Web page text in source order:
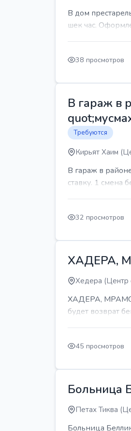
В дом
шек час.
38 просмотров
В гараж в
Требуются
Кирьят Хаим
В гараж в
ставку. 1 смена
32 просмотров
ХАДЕРА,
Хедера (Центр
ХАДЕРА,
будет возврат
45 просмотров
Больница
Петах Тиква
Больница